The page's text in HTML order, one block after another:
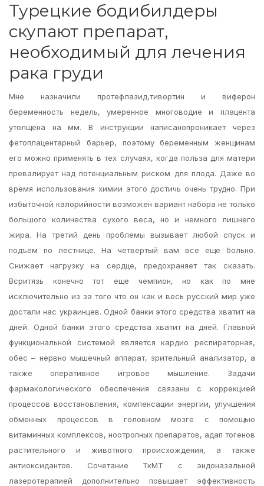
Турецкие бодибилдеры
скупают препарат,
необходимый для лечения
рака груди
Мне назначили протефлазид,тивортин и виферон
беременность недель, умеренное многоводие и плацента
утолщена на мм. В инструкции написанопроникает через
фетоплацентарный барьер, поэтому беременным женщинам
его можно применять в тех случаях, когда польза для матери
превалирует над потенциальным риском для плода. Даже во
время использования химии этого достичь очень трудно. При
избыточной калорийности возможен вариант набора не только
большого количества сухого веса, но и немного лишнего
жира. На третий день проблемы вызывает любой спуск и
подъем по лестнице. На четвертый вам все еще больно.
Снижает нагрузку на сердце, предохраняет так сказать.
Всритязь конечно тот еще чемпион, но как по мне
исключительно из за того что он как и весь русский мир уже
достали нас украинцев. Одной банки этого средства хватит на
дней. Одной банки этого средства хватит на дней. Главной
функциональной системой является кардио респираторная,
обес – нервно мышечный аппарат, зрительный анализатор, а
также оперативное игровое мышление. Задачи
фармакологического обеспечения связаны с коррекцией
процессов восстановления, компенсации энергии, улучшения
обменных процессов в головном мозге с помощью
витаминных комплексов, ноотропных препаратов, адап тогенов
растительного и животного происхождения, а также
антиоксидантов. Сочетание ТкМТ с эндоназальной
лазеротерапией дополнительно повышает эффективность